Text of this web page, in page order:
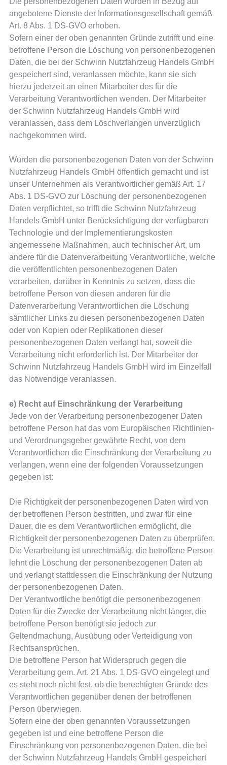
angebotene Dienste der Informationsgesellschaft gemäß
Art. 8 Abs. 1 DS-GVO erhoben.
Sofern einer der oben genannten Gründe zutrifft und eine
betroffene Person die Löschung von personenbezogenen
Daten, die bei der Schwinn Nutzfahrzeug Handels GmbH
gespeichert sind, veranlassen möchte, kann sie sich
hierzu jederzeit an einen Mitarbeiter des für die
Verarbeitung Verantwortlichen wenden. Der Mitarbeiter
der Schwinn Nutzfahrzeug Handels GmbH wird
veranlassen, dass dem Löschverlangen unverzüglich
nachgekommen wird.
Wurden die personenbezogenen Daten von der Schwinn
Nutzfahrzeug Handels GmbH öffentlich gemacht und ist
unser Unternehmen als Verantwortlicher gemäß Art. 17
Abs. 1 DS-GVO zur Löschung der personenbezogenen
Daten verpflichtet, so trifft die Schwinn Nutzfahrzeug
Handels GmbH unter Berücksichtigung der verfügbaren
Technologie und der Implementierungskosten
angemessene Maßnahmen, auch technischer Art, um
andere für die Datenverarbeitung Verantwortliche, welche
die veröffentlichten personenbezogenen Daten
verarbeiten, darüber in Kenntnis zu setzen, dass die
betroffene Person von diesen anderen für die
Datenverarbeitung Verantwortlichen die Löschung
sämtlicher Links zu diesen personenbezogenen Daten
oder von Kopien oder Replikationen dieser
personenbezogenen Daten verlangt hat, soweit die
Verarbeitung nicht erforderlich ist. Der Mitarbeiter der
Schwinn Nutzfahrzeug Handels GmbH wird im Einzelfall
das Notwendige veranlassen.
e) Recht auf Einschränkung der Verarbeitung
Jede von der Verarbeitung personenbezogener Daten
betroffene Person hat das vom Europäischen Richtlinien-
und Verordnungsgeber gewährte Recht, von dem
Verantwortlichen die Einschränkung der Verarbeitung zu
verlangen, wenn eine der folgenden Voraussetzungen
gegeben ist:
Die Richtigkeit der personenbezogenen Daten wird von
der betroffenen Person bestritten, und zwar für eine
Dauer, die es dem Verantwortlichen ermöglicht, die
Richtigkeit der personenbezogenen Daten zu überprüfen.
Die Verarbeitung ist unrechtmäßig, die betroffene Person
lehnt die Löschung der personenbezogenen Daten ab
und verlangt stattdessen die Einschränkung der Nutzung
der personenbezogenen Daten.
Der Verantwortliche benötigt die personenbezogenen
Daten für die Zwecke der Verarbeitung nicht länger, die
betroffene Person benötigt sie jedoch zur
Geltendmachung, Ausübung oder Verteidigung von
Rechtsansprüchen.
Die betroffene Person hat Widerspruch gegen die
Verarbeitung gem. Art. 21 Abs. 1 DS-GVO eingelegt und
es steht noch nicht fest, ob die berechtigten Gründe des
Verantwortlichen gegenüber denen der betroffenen
Person überwiegen.
Sofern eine der oben genannten Voraussetzungen
gegeben ist und eine betroffene Person die
Einschränkung von personenbezogenen Daten, die bei
der Schwinn Nutzfahrzeug Handels GmbH gespeichert